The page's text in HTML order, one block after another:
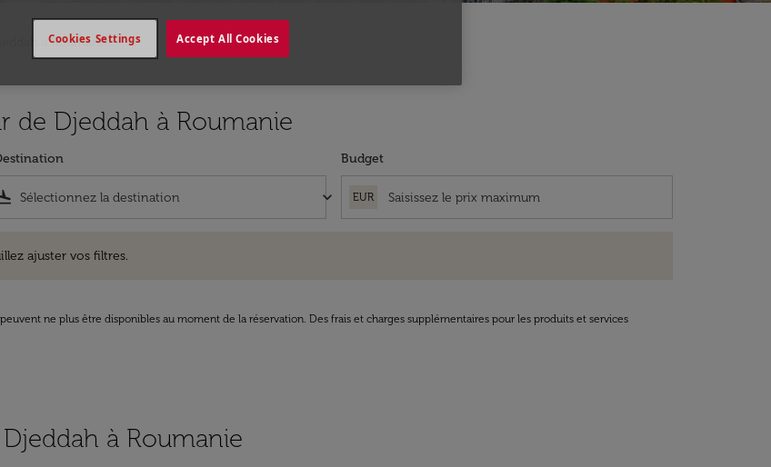
a Roumanie
de Djeddah à Roumanie
keyboard_arrow_down
Budget
EUR
ajuster vos filtres.
ne plus être disponibles au moment de la réservation. Des frais et charges supplémentaires pour les produits et services
à Roumanie
Accept All Cookies
Cookies Settings